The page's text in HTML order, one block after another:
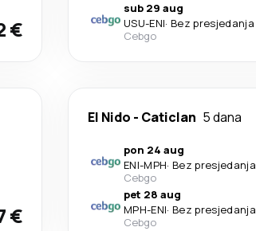
€
sub 29 aug
USU-ENI· Bez presjedanja
Cebgo
€
El Nido - Caticlan 5 dana
pon 24 aug
ENI-MPH· Bez presjedanja
Cebgo
pet 28 aug
MPH-ENI· Bez presjedanja
Cebgo